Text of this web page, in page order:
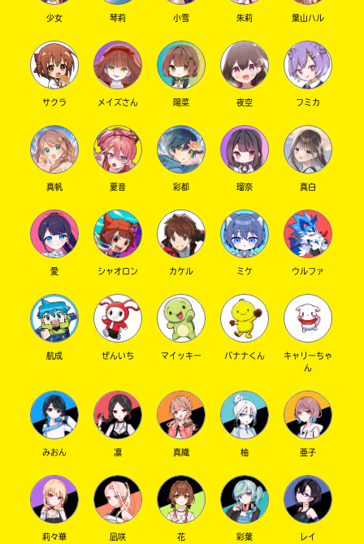
少女 琴莉 小雪 朱莉 葉山ハル
サクラ メイズさん 陽菜 夜空 フミカ
真帆 夏音 彩都 瑠奈 真白
愛 シャオロン カケル ミケ ウルファ
航成 ぜんいち マイッキー バナナくん
キャリーちゃ
ん
みおん 凛 真織 柚 亜子
莉々華 凪咲 花 彩葉 レイ